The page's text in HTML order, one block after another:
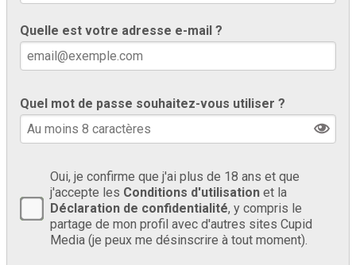
Quelle est votre adresse e-mail ?
Quel mot de passe souhaitez-vous utiliser ?
Oui, je confirme que j'ai plus de 18 ans et que
j'accepte les Conditions d'utilisation et la
Déclaration de confidentialité, y compris le
partage de mon profil avec d'autres sites Cupid
Media (je peux me désinscrire à tout moment).